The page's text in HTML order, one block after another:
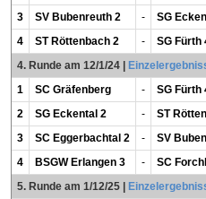
3
SV Bubenreuth 2 -
SG
4
ST Röttenbach 2 -
SG Fürth
4. Runde am 12/1/24|
1
SC Gräfenberg -
SG Fürth
2
SG Eckental 2 -
ST
3
SC Eggerbachtal 2 -
SV
4
BSGW Erlangen 3 -
SC
5. Runde am 1/12/25|